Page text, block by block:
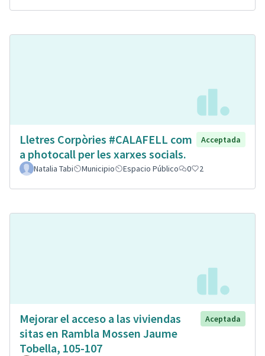
Lletres Corpòries #CALAFELL com
a photocall per les xarxes socials.
Acceptada
Natalia Tabi Municipio Espacio Público 0 2
Mejorar el acceso a las viviendas
sitas en Rambla Mossen Jaume
Tobella, 105-107
Aceptada